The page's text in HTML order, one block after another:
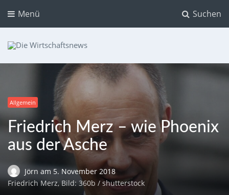
Suchen
Menü
Dein Ratgeber für Aktien und Kryptowährungen
Allgemein
Friedrich Merz – wie Phoenix
aus der Asche
Jörn am 5. November 2018
Friedrich Merz, Bild: 360b / shutterstock